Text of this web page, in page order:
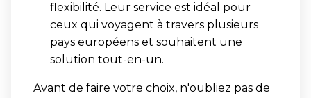
flexibilité. Leur service est idéal pour
ceux qui voyagent à travers plusieurs
pays européens et souhaitent une
solution tout-en-un.
Avant de faire votre choix, n'oubliez pas de